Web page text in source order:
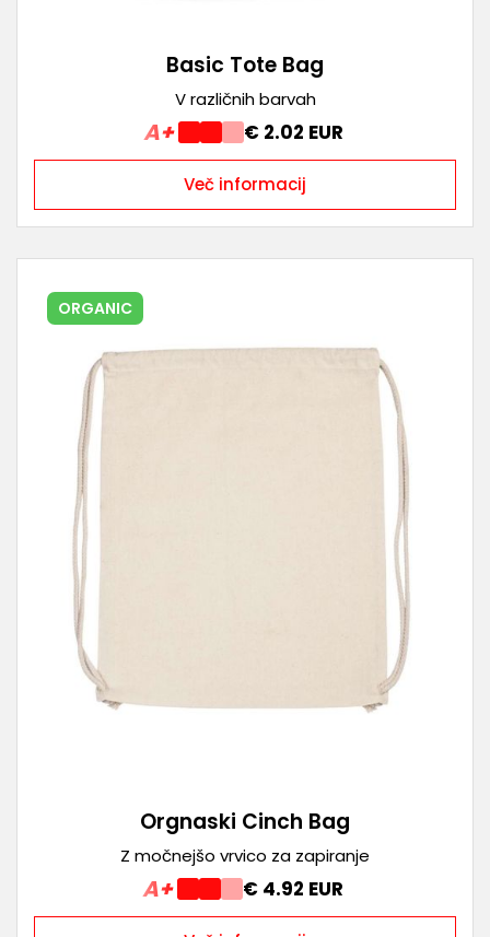
Basic Tote Bag
V različnih barvah
A+ € 2.02 EUR
Več informacij
ORGANIC
Orgnaski Cinch Bag
Z močnejšo vrvico za zapiranje
A+ € 4.92 EUR